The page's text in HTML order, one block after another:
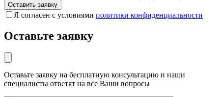
Я согласен с условиями политики конфиденциальности
Оставьте заявку
Оставьте заявку на бесплатную консультацию и наши
специалисты ответят на все Ваши вопросы